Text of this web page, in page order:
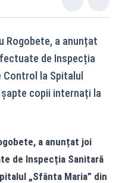
Rogobete, a anunțat
de Inspecția
Control la Spitalul
șapte copii internați la
a anunțat joi
de Inspecția Sanitară
„Sfânta Maria” din